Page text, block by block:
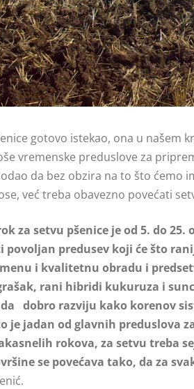
gotovo istekao, ona u našem
vremenske preduslove za
da bez obzira na to što ćemo
već treba obavezno povećati
za setvu pšenice je od 5. do 25.
povoljan predusev koji će što
i kvalitetnu obradu i
rani hibridi kukuruza i
dobro razviju kako korenov
je jadan od glavnih preduslova
rokova, za setvu treba
se povećava tako, da za